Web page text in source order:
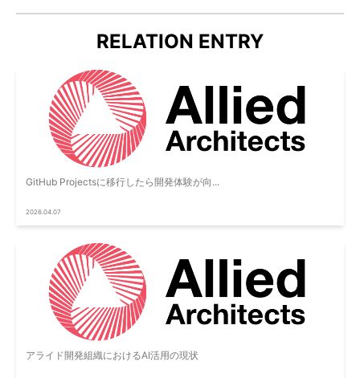
RELATION ENTRY
GitHub Projectsに移行したら開発体験が向...
2026.04.07
アライド開発組織におけるAI活用の現状